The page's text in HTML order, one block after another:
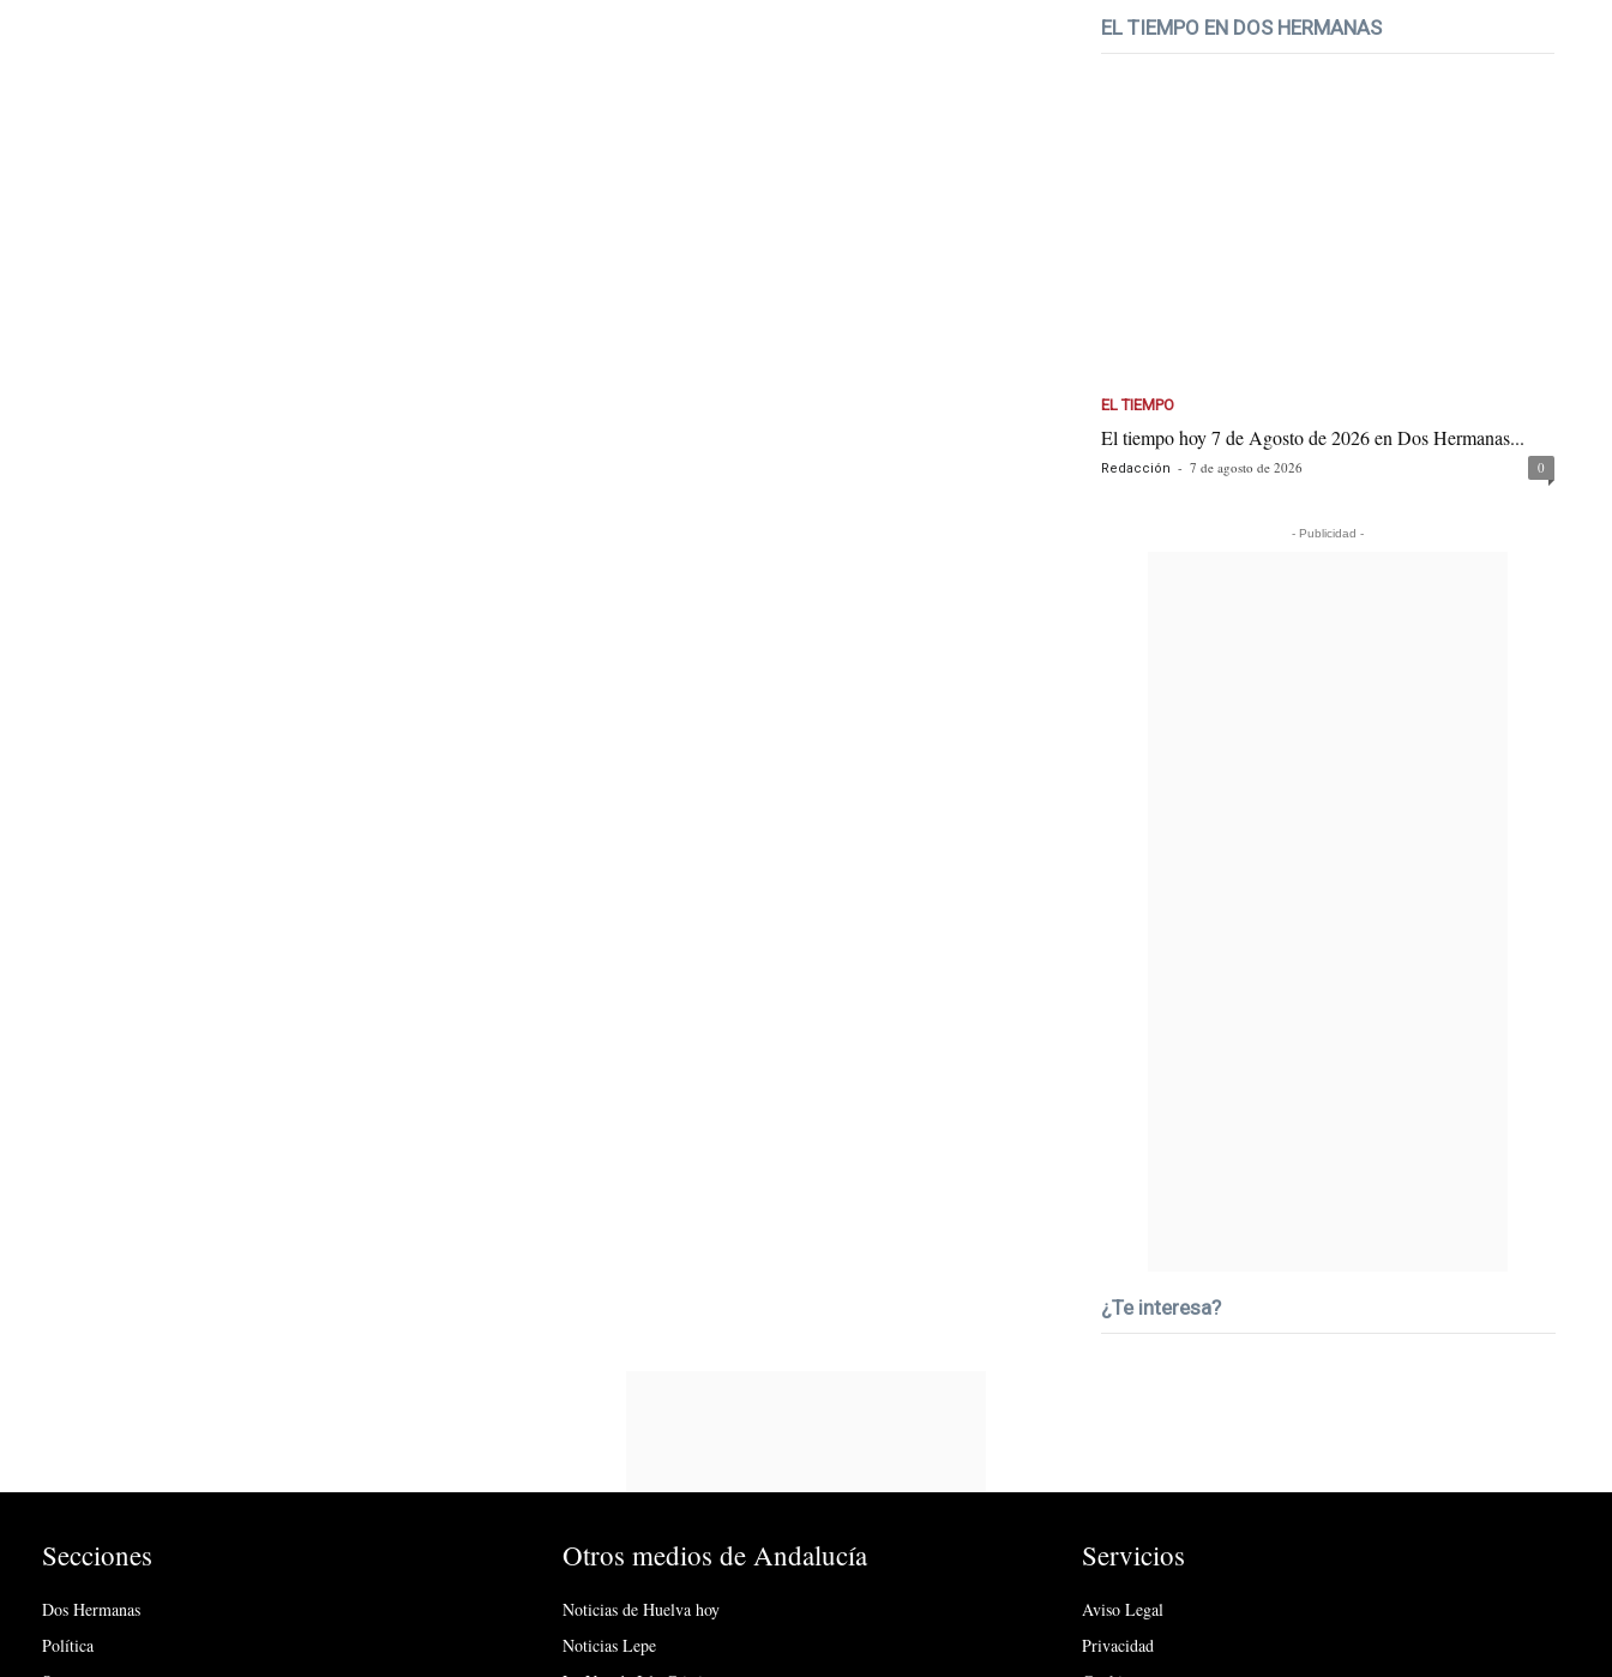
EL TIEMPO EN DOS HERMANAS
EL TIEMPO
El tiempo hoy 7 de Agosto de 2026 en Dos Hermanas...
Redacción - 7 de agosto de 2026 0
- Publicidad -
¿Te interesa?
Secciones
Dos Hermanas
Política
Otros medios de Andalucía
Noticias de Huelva hoy
Noticias Lepe
Servicios
Aviso Legal
Privacidad